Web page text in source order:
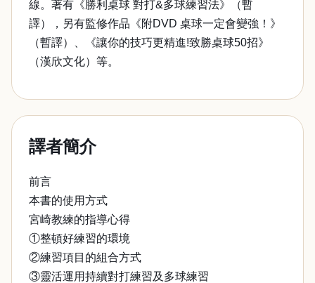
線。著有《勝利桌球 對打&多球練習法》（暫
譯），另有監修作品《附DVD 桌球一定會變強！》
（暫譯）、《讓你的技巧更精進!致勝桌球50招》
（漢欣文化）等。
譯者簡介
前言
本書的使用方式
宮崎教練的指導心得
①整頓好練習的環境
②練習項目的組合方式
③靈活運用持續對打練習及多球練習